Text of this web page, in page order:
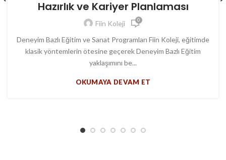
Hazırlık ve Kariyer Planlaması
Fiin Koleji 0
Deneyim Bazlı Eğitim ve Sanat Programları Fiin Koleji, eğitimde
klasik yöntemlerin ötesine geçerek Deneyim Bazlı Eğitim
yaklaşımını be...
OKUMAYA DEVAM ET